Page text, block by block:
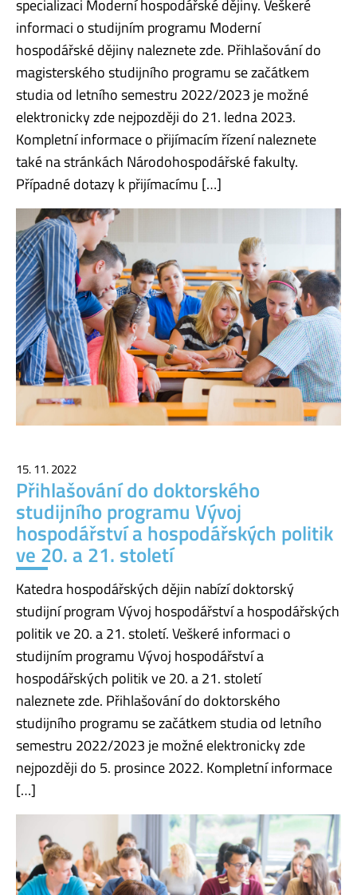
specializaci Moderní hospodářské dějiny. Veškeré
informaci o studijním programu Moderní
hospodářské dějiny naleznete zde. Přihlašování do
magisterského studijního programu se začátkem
studia od letního semestru 2022/2023 je možné
elektronicky zde nejpozději do 21. ledna 2023.
Kompletní informace o přijímacím řízení naleznete
také na stránkách Národohospodářské fakulty.
Případné dotazy k přijímacímu […]
15. 11. 2022
Přihlašování do doktorského
studijního programu Vývoj
hospodářství a hospodářských politik
ve 20. a 21. století
Katedra hospodářských dějin nabízí doktorský
studijní program Vývoj hospodářství a hospodářských
politik ve 20. a 21. století. Veškeré informaci o
studijním programu Vývoj hospodářství a
hospodářských politik ve 20. a 21. století
naleznete zde. Přihlašování do doktorského
studijního programu se začátkem studia od letního
semestru 2022/2023 je možné elektronicky zde
nejpozději do 5. prosince 2022. Kompletní informace
[…]